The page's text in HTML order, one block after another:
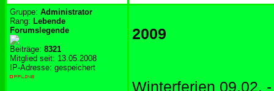
Gruppe: Administrator
Rang: Lebende
Forumslegende
Beiträge: 8321
Mitglied seit: 13.05.2008
IP-Adresse: gespeichert
2009
Winterferien 09.02.